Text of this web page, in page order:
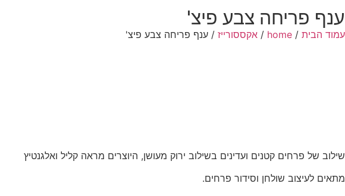
ענף פריחה צבע פיצ'
עמוד הבית /
home
/ אקססורייז / ענף פריחה צבע פיצ'
שילוב של פרחים קטנים ועדינים בשילוב ירוק מעושן, היוצרים מראה קליל ואלגנטיץ
מתאים לעיצוב שולחן וסידור פרחים.